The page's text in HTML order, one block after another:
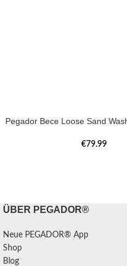
Pegador Bece Loose Sand
€79.99
ÜBER PEGADOR®
Neue PEGADOR® App
Shop
Blog